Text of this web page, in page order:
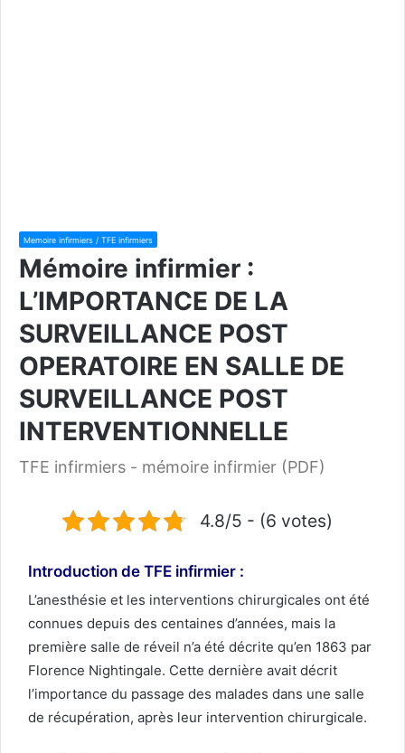
Memoire infirmiers / TFE infirmiers
Mémoire infirmier :
L’IMPORTANCE DE LA
SURVEILLANCE POST
OPERATOIRE EN SALLE DE
SURVEILLANCE POST
INTERVENTIONNELLE
TFE infirmiers - mémoire infirmier (PDF)
4.8/5 - (6 votes)
Introduction de TFE infirmier :
L’anesthésie et les interventions chirurgicales ont été
connues depuis des centaines d’années, mais la
première salle de réveil n’a été décrite qu’en 1863 par
Florence Nightingale. Cette dernière avait décrit
l’importance du passage des malades dans une salle
de récupération, après leur intervention chirurgicale.